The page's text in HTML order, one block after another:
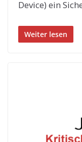
Device) ein
Weiter lesen